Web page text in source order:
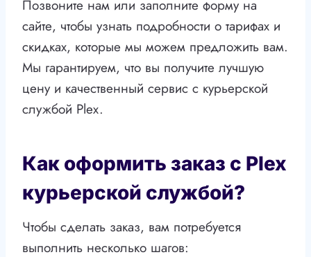
Позвоните нам или заполните форму на
сайте, чтобы узнать подробности о тарифах и
скидках, которые мы можем предложить вам.
Мы гарантируем, что вы получите лучшую
цену и качественный сервис с курьерской
службой Plex.
Как оформить заказ с Plex
курьерской службой?
Чтобы сделать заказ, вам потребуется
выполнить несколько шагов: